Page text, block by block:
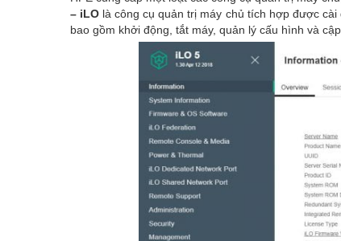
– iLO là công cụ quản trị máy chủ tích hợp được
bao gồm khởi động, tắt máy, quản lý cấu hình và